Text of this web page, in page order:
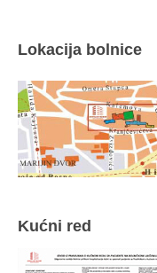
Lokacija bolnice
Kućni red